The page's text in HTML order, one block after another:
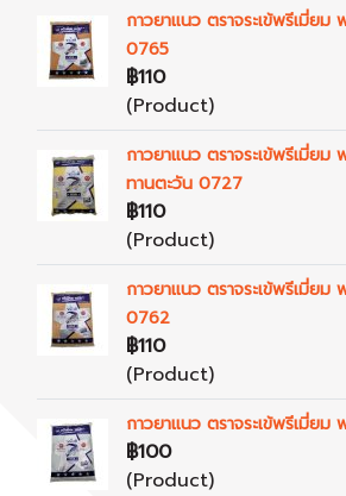
กาวยาแนว ตราจระเข้พรีเมี่ย
0765
฿110
(Product)
กาวยาแนว ตราจระเข้พรีเมี่ยม
ทานตะวัน 0727
฿110
(Product)
กาวยาแนว ตราจระเข้พรีเมี่ย
0762
฿110
(Product)
กาวยาแนว ตราจระเข้พรีเมี่
฿100
(Product)